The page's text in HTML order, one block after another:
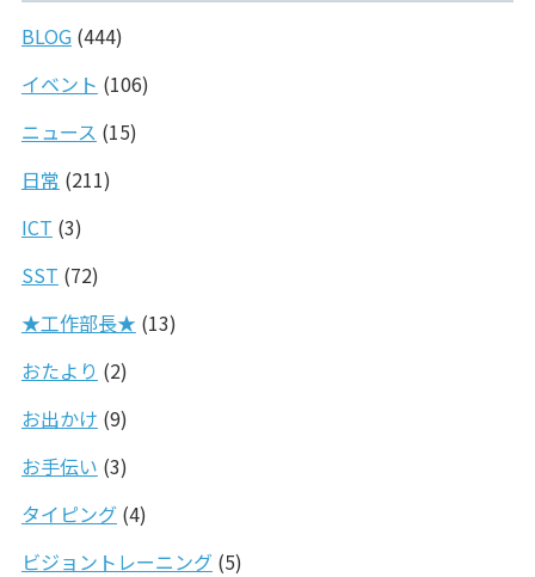
BLOG(444)
イベント (106)
ニュース (15)
日常 (211)
ICT (3)
SST (72)
★工作部長★ (13)
おたより (2)
お出かけ (9)
お手伝い (3)
タイピング(4)
ビジョントレーニング(5)